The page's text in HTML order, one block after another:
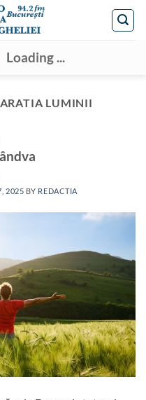
Loading ...
LUMINII
2025 BY REDACTIA